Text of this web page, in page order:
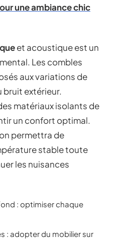
une ambiance chic
et acoustique est un
Les combles
aux variations de
extérieur.
matériaux isolants de
un confort optimal.
permettra de
stable toute
les nuisances
: optimiser chaque
: adopter du mobilier sur